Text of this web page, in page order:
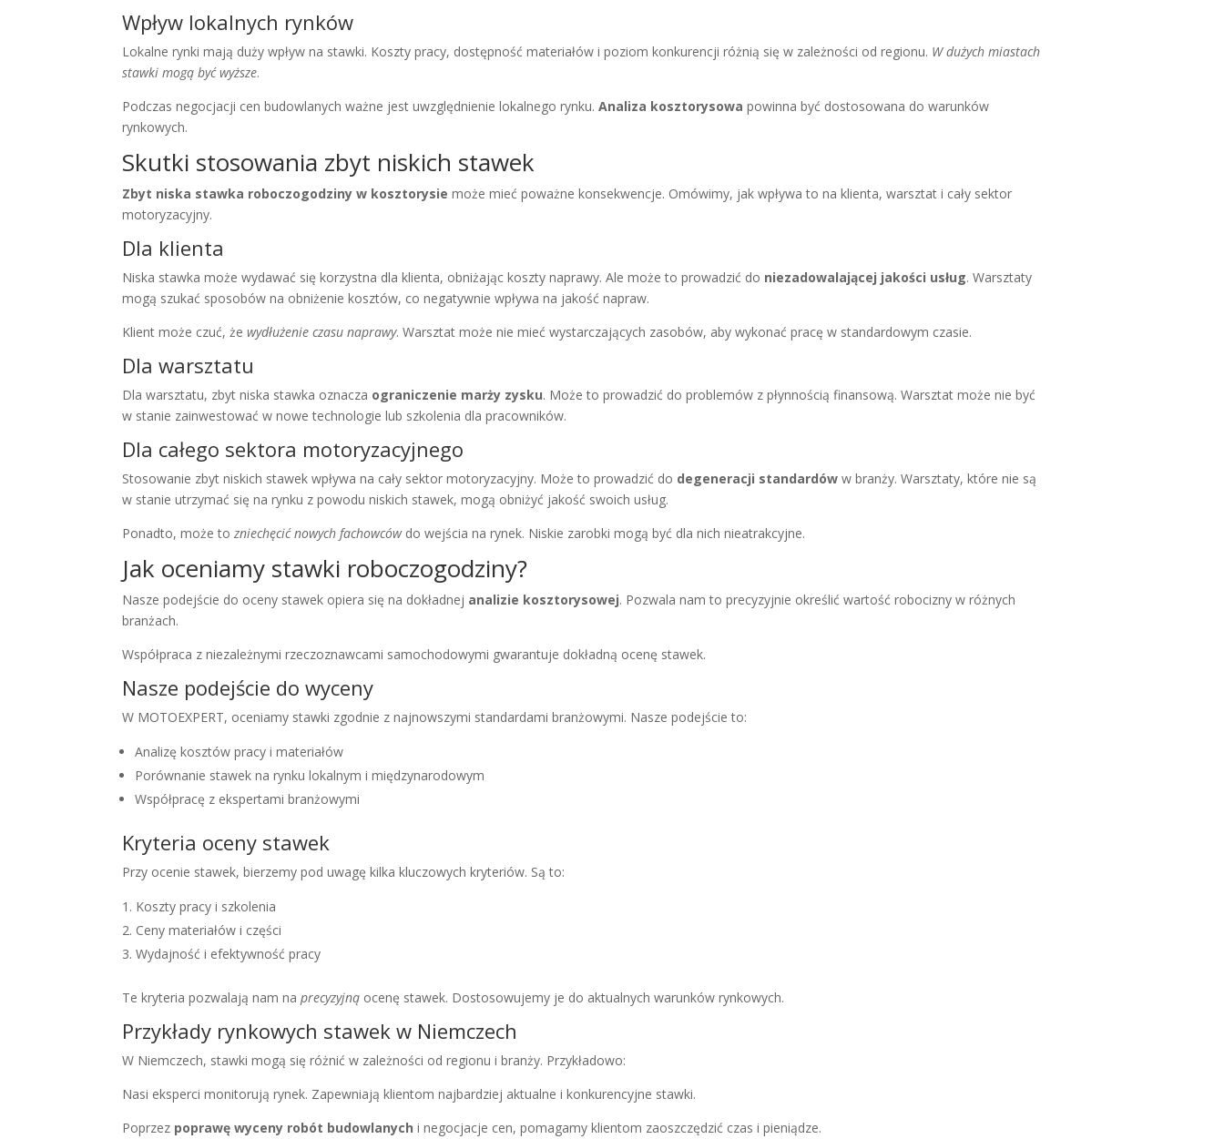
Wpływ lokalnych rynków
Lokalne rynki mają duży wpływ na stawki. Koszty pracy, dostępność materiałów i poziom konkurencji różnią się w zależności od regionu. W dużych miastach
stawki mogą być wyższe.
Podczas negocjacji cen budowlanych ważne jest uwzględnienie lokalnego rynku.Analiza kosztorysowa powinna być dostosowana do warunków
rynkowych.
Skutki stosowania zbyt niskich stawek
Zbyt niska stawka roboczogodziny w kosztorysie może mieć poważne konsekwencje. Omówimy, jak wpływa to na klienta, warsztat i cały sektor
motoryzacyjny.
Dla klienta
Niska stawka może wydawać się korzystna dla klienta, obniżając koszty naprawy. Ale może to prowadzić do niezadowalającej jakości usług. Warsztaty
mogą szukać sposobów na obniżenie kosztów, co negatywnie wpływa na jakość napraw.
Klient może czuć, żewydłużenie czasu naprawy. Warsztat może nie mieć wystarczających zasobów, aby wykonać pracę w standardowym czasie.
Dla warsztatu
Dla warsztatu, zbyt niska stawka oznacza ograniczenie marży zysku. Może to prowadzić do problemów z płynnością finansową. Warsztat może nie być
w stanie zainwestować w nowe technologie lub szkolenia dla pracowników.
Dla całego sektora motoryzacyjnego
Stosowanie zbyt niskich stawek wpływa na cały sektor motoryzacyjny. Może to prowadzić do degeneracji standardów w branży. Warsztaty, które nie są
w stanie utrzymać się na rynku z powodu niskich stawek, mogą obniżyć jakość swoich usług.
Ponadto, może tozniechęcić nowych fachowcówdo wejścia na rynek. Niskie zarobki mogą być dla nich nieatrakcyjne.
Jak oceniamy stawki roboczogodziny?
Nasze podejście do oceny stawek opiera się na dokładnej analizie kosztorysowej. Pozwala nam to precyzyjnie określić wartość robocizny w różnych
branżach.
Współpraca z niezależnymi rzeczoznawcami samochodowymi gwarantuje dokładną ocenę stawek.
Nasze podejście do wyceny
W MOTOEXPERT, oceniamy stawki zgodnie z najnowszymi standardami branżowymi. Nasze podejście to:
Analizę kosztów pracy i materiałów
Porównanie stawek na rynku lokalnym i międzynarodowym
Współpracę z ekspertami branżowymi
Kryteria oceny stawek
Przy ocenie stawek, bierzemy pod uwagę kilka kluczowych kryteriów. Są to:
Koszty pracy i szkolenia
Ceny materiałów i części
Wydajność i efektywność pracy
Te kryteria pozwalają nam naprecyzyjną ocenę stawek. Dostosowujemy je do aktualnych warunków rynkowych.
Przykłady rynkowych stawek w Niemczech
W Niemczech, stawki mogą się różnić w zależności od regionu i branży. Przykładowo:
Nasi eksperci monitorują rynek. Zapewniają klientom najbardziej aktualne i konkurencyjne stawki.
Poprzez poprawę wyceny robót budowlanych i negocjacje cen, pomagamy klientom zaoszczędzić czas i pieniądze.